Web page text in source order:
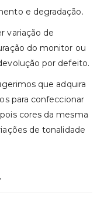
e degradação.
variação de
do monitor ou
por defeito.
que adquira
para confeccionar
cores da mesma
de tonalidade